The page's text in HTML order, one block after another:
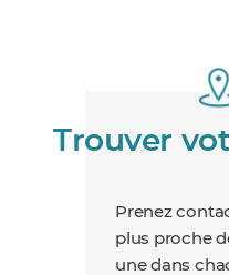
Trouver
Prenez
plus proche
une dans